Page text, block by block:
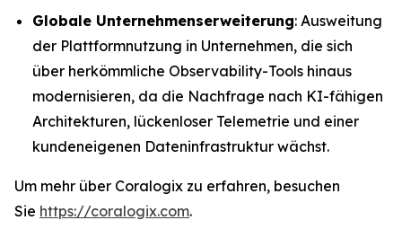
Globale Unternehmenserweiterung: Ausweitung
der Plattformnutzung in Unternehmen, die sich
über herkömmliche Observability-Tools hinaus
modernisieren, da die Nachfrage nach KI-fähigen
Architekturen, lückenloser Telemetrie und einer
kundeneigenen Dateninfrastruktur wächst.
Um mehr über Coralogix zu erfahren, besuchen
Sie https://coralogix.com.